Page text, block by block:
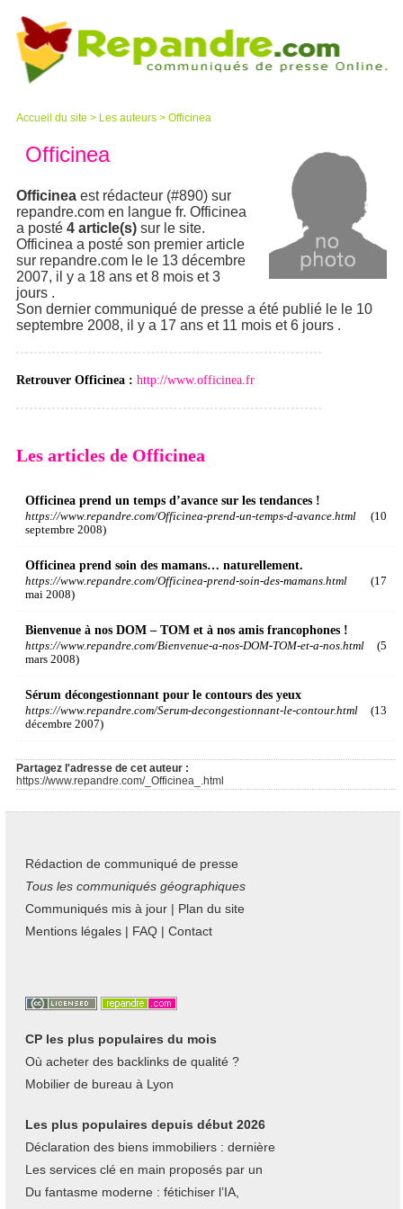
Accueil du site > Les auteurs > Officinea
Officinea
Officinea est rédacteur (#890) sur
repandre.com en langue fr. Officinea
a posté 4 article(s) sur le site.
Officinea a posté son premier article
sur repandre.com le le 13 décembre
2007, il y a 18 ans et 8 mois et 3
jours .
Son dernier communiqué de presse a été publié le le 10
septembre 2008, il y a 17 ans et 11 mois et 6 jours .
Retrouver Officinea : http://www.officinea.fr
Les articles de Officinea
Officinea prend un temps d’avance sur les tendances !
https://www.repandre.com/Officinea-prend-un-temps-d-avance.html (10
septembre 2008)
Officinea prend soin des mamans… naturellement.
https://www.repandre.com/Officinea-prend-soin-des-mamans.html (17
mai 2008)
Bienvenue à nos DOM – TOM et à nos amis francophones !
https://www.repandre.com/Bienvenue-a-nos-DOM-TOM-et-a-nos.html (5
mars 2008)
Sérum décongestionnant pour le contours des yeux
https://www.repandre.com/Serum-decongestionnant-le-contour.html (13
décembre 2007)
Partagez l'adresse de cet auteur :
https://www.repandre.com/_Officinea_.html
Rédaction de communiqué de presse
Tous les communiqués géographiques
Communiqués mis à jour | Plan du site
Mentions légales | FAQ | Contact
CP les plus populaires du mois
Où acheter des backlinks de qualité ?
Mobilier de bureau à Lyon
Les plus populaires depuis début 2026
Déclaration des biens immobiliers : dernière
Les services clé en main proposés par un
Du fantasme moderne : fétichiser l’IA,